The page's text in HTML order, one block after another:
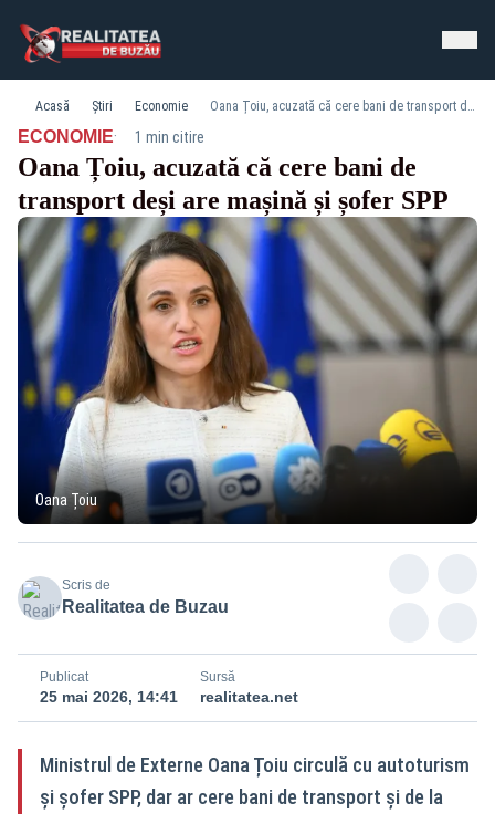
Acasă Știri Economie Oana Țoiu, acuzată că cere bani de transport deși are mașină și șofer SPP
ECONOMIE· 1 min citire
Oana Țoiu, acuzată că cere bani de
transport deși are mașină și șofer SPP
Oana Țoiu
Scris de
Realitatea de Buzau
Publicat
25 mai 2026, 14:41
Sursă
realitatea.net
Ministrul de Externe Oana Țoiu circulă cu autoturism
și șofer SPP, dar ar cere bani de transport și de la